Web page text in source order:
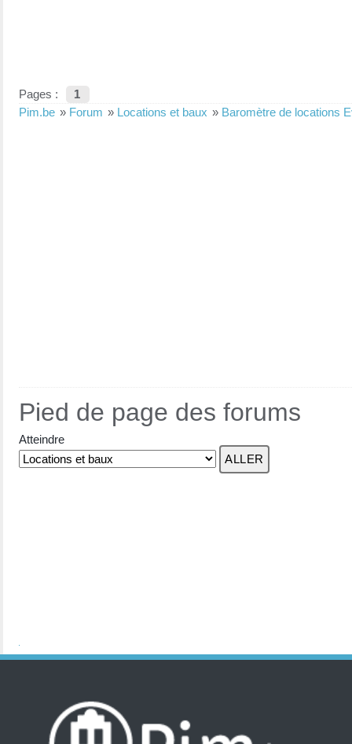
Pages :
1
Pim.be » Forum » Locations et baux » Baromètre de locations
Pied de page des forums
Atteindre